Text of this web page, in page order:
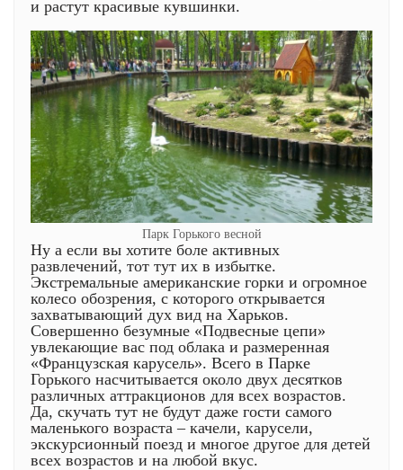
и растут красивые кувшинки.
Парк Горького весной
Ну а если вы хотите боле активных
развлечений, тот тут их в избытке.
Экстремальные американские горки и огромное
колесо обозрения, с которого открывается
захватывающий дух вид на Харьков.
Совершенно безумные «Подвесные цепи»
увлекающие вас под облака и размеренная
«Французская карусель». Всего в Парке
Горького насчитывается около двух десятков
различных аттракционов для всех возрастов.
Да, скучать тут не будут даже гости самого
маленького возраста – качели, карусели,
экскурсионный поезд и многое другое для детей
всех возрастов и на любой вкус.